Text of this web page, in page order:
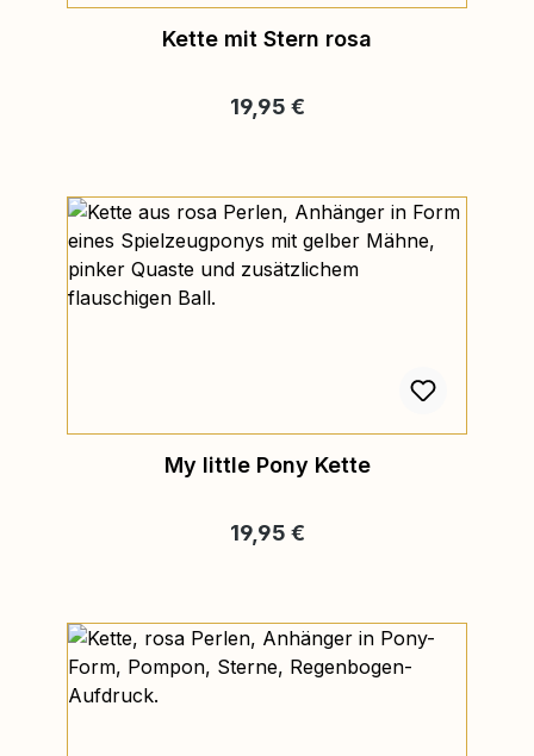
Kette mit Stern rosa
Regulärer Preis:
19,95 €
My little Pony Kette
Regulärer Preis:
19,95 €